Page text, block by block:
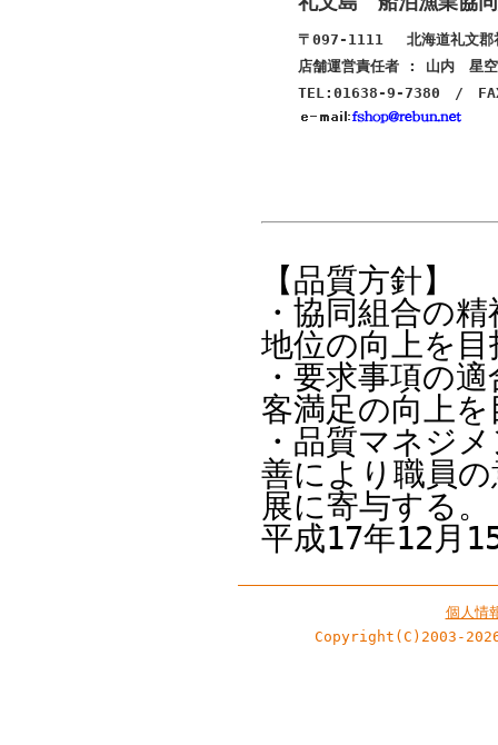
〒097-1111 北海道礼文郡
店舗運営責任者 : 山内 星
TEL:01638-9-7380 /
【品質方針】
・協同組合の
地位の向上を
・要求事項の
客満足の向上
・品質マネジ
善により職員
展に寄与する。
平成17年12月
個人情
Copyright(C)2003-